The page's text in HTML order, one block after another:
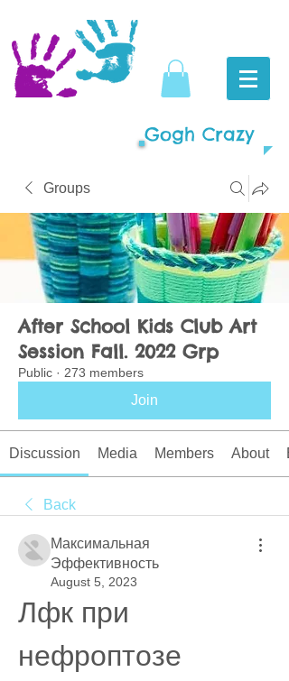
Gogh Crazy
Groups
After School Kids Club Art
Session Fall. 2022 Grp
Public · 273 members
Join
Discussion Media Members About
Back
Максимальная
Эффективность
August 5, 2023
Лфк при
нефроптозе